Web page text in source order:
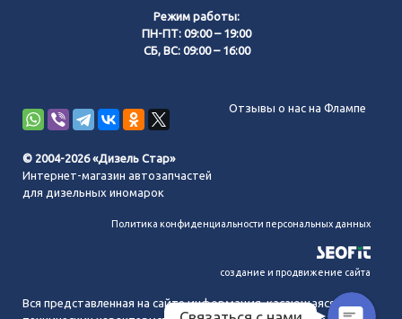
Режим работы:
ПН-ПТ: 09:00 – 19:00
СБ, ВС: 09:00 – 16:00
Отзывы о нас на Флампе
© 2004-2026 «Дизель Стар»
Интернет-магазин автозапчастей
для дизельных иномарок
Политика конфиденциальности персональных данных
создание и продвижение сайта
Вся представленная на сайте информация, касающаяся